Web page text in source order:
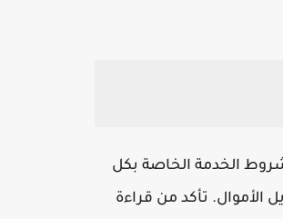
الخدمة الخاصة بكل
تأكد من قراءة